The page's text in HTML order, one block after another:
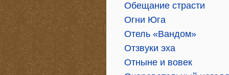
Обещание страсти
Огни Юга
Отель «Вандом»
Отзвуки эха
Отныне и вовек